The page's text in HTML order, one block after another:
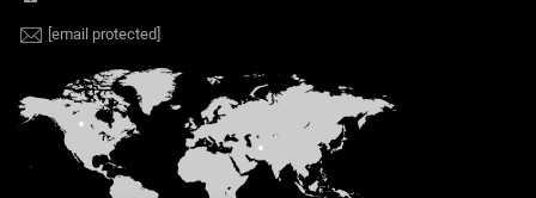
[email protected]